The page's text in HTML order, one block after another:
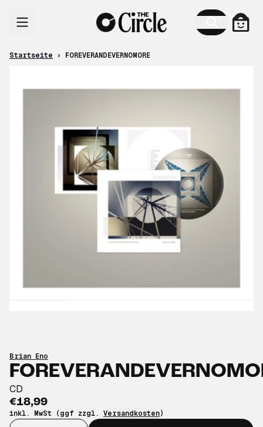
Startseite › FOREVERANDEVERNOMORE
Brian Eno
CD
€18,99
inkl. MwSt (ggf zzgl. Versandkosten)